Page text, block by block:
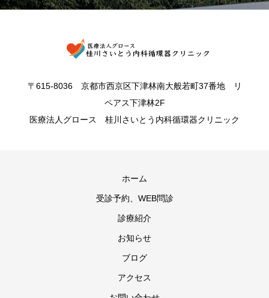
〒615-8036 京都市西京区下津林南大般若町37番地 リ
ペアス下津林2F
医療法人グロース 桂川さいとう内科循環器クリニック
ホーム
受診予約、WEB問診
診療紹介
お知らせ
ブログ
アクセス